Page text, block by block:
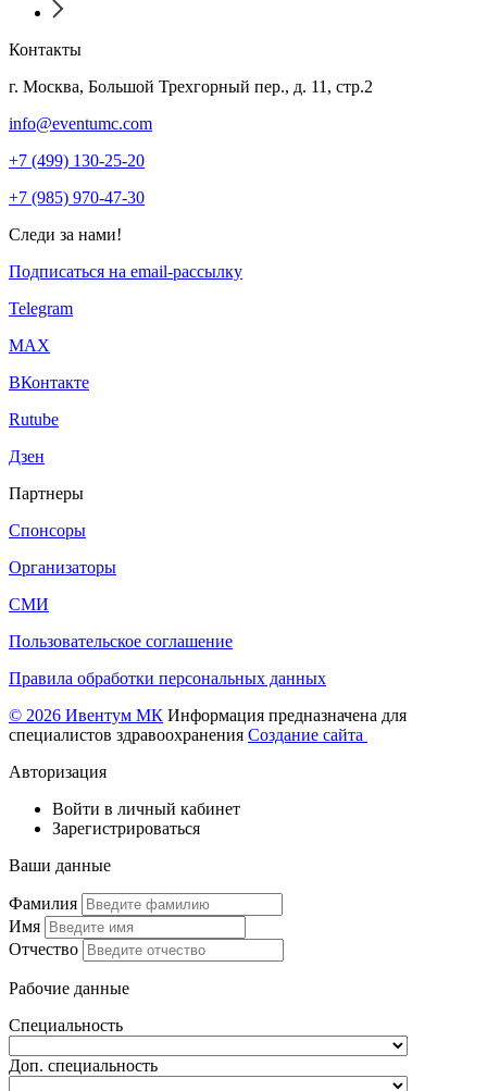
Контакты
г. Москва, Большой Трехгорный пер., д. 11, стр.2
info@eventumc.com
+7 (499) 130-25-20
+7 (985) 970-47-30
Следи за нами!
Подписаться на email-рассылку
Telegram
МАХ
ВКонтакте
Rutube
Дзен
Партнеры
Спонсоры
Организаторы
СМИ
Пользовательское соглашение
Правила обработки персональных данных
© 2026 Ивентум МК Информация предназначена для
специалистов здравоохранения Создание сайта
Авторизация
Войти в личный кабинет
Зарегистрироваться
Ваши данные
Фамилия
Имя
Отчество
Рабочие данные
Специальность
Доп. специальность